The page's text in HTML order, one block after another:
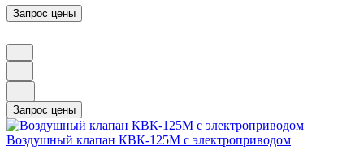
Воздушный клапан КВК-125М с электроприводом